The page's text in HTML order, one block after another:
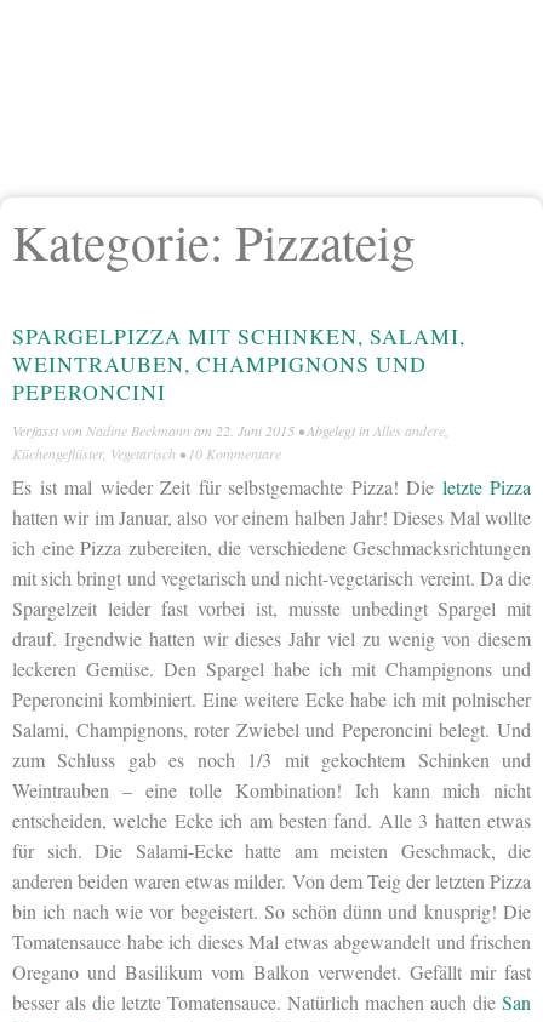
Kategorie: Pizzateig
SPARGELPIZZA MIT SCHINKEN, SALAMI,
WEINTRAUBEN, CHAMPIGNONS UND
PEPERONCINI
Verfasst von Nadine Beckmann am 22. Juni 2015 • Abgelegt in Alles andere
Küchengeflüster, Vegetarisch • 10 Kommentare
Es ist mal wieder Zeit für selbstgemachte Pizza! Die letzte Pizza
hatten wir im Januar, also vor einem halben Jahr! Dieses Mal wollte
ich eine Pizza zubereiten, die verschiedene Geschmacksrichtungen
mit sich bringt und vegetarisch und nicht-vegetarisch vereint. Da die
Spargelzeit leider fast vorbei ist, musste unbedingt Spargel mit
drauf. Irgendwie hatten wir dieses Jahr viel zu wenig von diesem
leckeren Gemüse. Den Spargel habe ich mit Champignons und
Peperoncini kombiniert. Eine weitere Ecke habe ich mit polnischer
Salami, Champignons, roter Zwiebel und Peperoncini belegt. Und
zum Schluss gab es noch 1/3 mit gekochtem Schinken und
Weintrauben – eine tolle Kombination! Ich kann mich nicht
entscheiden, welche Ecke ich am besten fand. Alle 3 hatten etwas
für sich. Die Salami-Ecke hatte am meisten Geschmack, die
anderen beiden waren etwas milder. Von dem Teig der letzten Pizza
bin ich nach wie vor begeistert. So schön dünn und knusprig! Die
Tomatensauce habe ich dieses Mal etwas abgewandelt und frischen
Oregano und Basilikum vom Balkon verwendet. Gefällt mir fast
besser als die letzte Tomatensauce. Natürlich machen auch die San